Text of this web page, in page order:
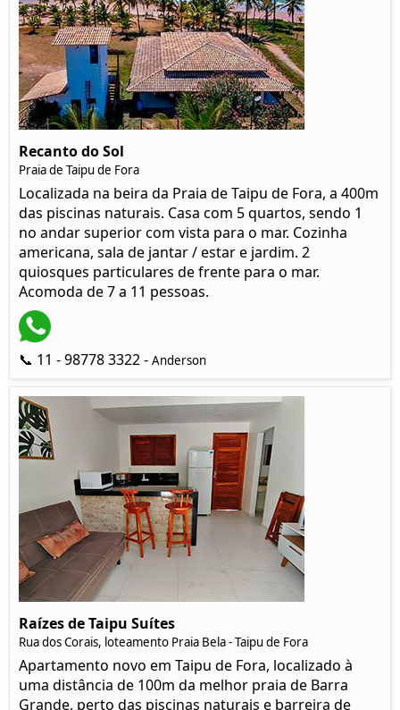
Recanto do Sol
Praia de Taipu de Fora
Localizada na beira da Praia de Taipu de Fora, a 400m
das piscinas naturais. Casa com 5 quartos, sendo 1
no andar superior com vista para o mar. Cozinha
americana, sala de jantar / estar e jardim. 2
quiosques particulares de frente para o mar.
Acomoda de 7 a 11 pessoas.
📞 11 - 98778 3322 - Anderson
Raízes de Taipu Suítes
Rua dos Corais, loteamento Praia Bela - Taipu de Fora
Apartamento novo em Taipu de Fora, localizado à
uma distância de 100m da melhor praia de Barra
Grande, perto das piscinas naturais e barreira de